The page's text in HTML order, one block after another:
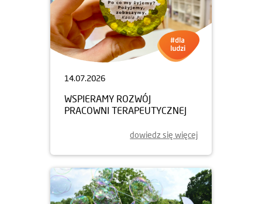
14.07.2026
WSPIERAMY ROZWÓJ
PRACOWNI TERAPEUTYCZNEJ
dowiedz się więcej